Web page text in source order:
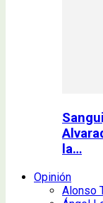
la…
Opinión
Alonso